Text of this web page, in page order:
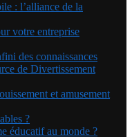
: l’alliance de la
votre entreprise
des connaissances
de Divertissement
et amusement
?
éducatif au monde ?